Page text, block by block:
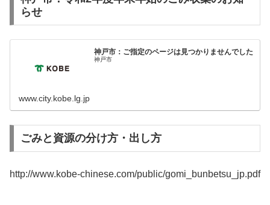
らせ
神戸市：ご指定のページは見つかりませんでした
神戸市
www.city.kobe.lg.jp
ごみと資源の分け方・出し方
http://www.kobe-chinese.com/public/gomi_bunbetsu_jp.pdf